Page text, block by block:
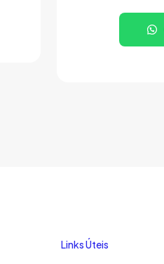
Links Úteis